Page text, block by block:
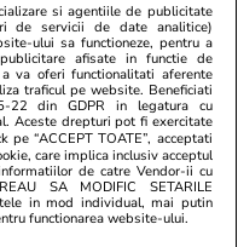
18:08
si agentiile de publicitate
de servicii de date analitice)
ului sa functioneze, pentru a
afisate in functie de
va oferi functionalitati aferente
traficul pe website. Beneficiati
22 din GDPR in legatura cu
Aceste drepturi pot fi exercitate
pe “ACCEPT TOATE”, acceptati
care implica inclusiv acceptul
de catre Vendor-ii cu
SA MODIFIC SETARILE
in mod individual, mai putin
functionarea website-ului.